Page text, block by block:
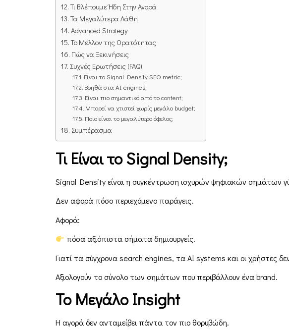
Τι Βλέπουμε Ήδη Στην Αγορά
Τα Μεγαλύτερα Λάθη
Advanced Strategy
Το Μέλλον της Ορατότητας
Πώς να Ξεκινήσεις
Συχνές Ερωτήσεις (FAQ)
Είναι το Signal Density SEO metric;
Βοηθά στα AI engines;
Είναι πιο σημαντικό από το content;
Μπορεί να χτιστεί χωρίς μεγάλο budget;
Ποιο είναι το μεγαλύτερο όφελος;
Συμπέρασμα
Τι Είναι τοSignal Density;
Signal Density είναι η συγκέντρωση ισχυρών ψηφιακών σημάτων
Δεν αφορά πόσο περιεχόμενο παράγεις.
Αφορά:
πόσα αξιόπιστα σήματα δημιουργείς.
Γιατί τα σύγχρονα search engines, τα AI systems και οι χρήστες
Αξιολογούν το σύνολο των σημάτων που περιβάλλουν ένα brand.
Το ΜεγάλοInsight
Η αγορά δεν ανταμείβει πάντα τον πιο θορυβώδη.